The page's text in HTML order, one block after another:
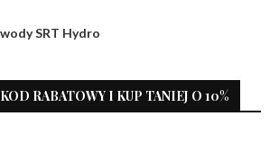
SRT Hydro
RABATOWY I KUP TANIEJ O 10%